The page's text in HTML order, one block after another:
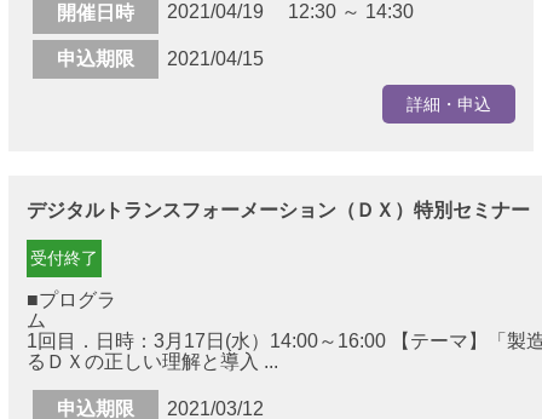
開催日時 2021/04/19 12:30 ～ 14:30
申込期限 2021/04/15
詳細・申込
デジタルトランスフォーメーション（ＤＸ）特別セミナ
受付終了
■プログラ
1回目．日時：3月17日(水）14:00～16:00 【テーマ】「製
るＤＸの正しい理解と導入 ...
申込期限 2021/03/12